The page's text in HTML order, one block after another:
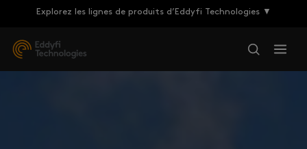
Explorez les lignes de produits d’Eddyfi Technologies ▼